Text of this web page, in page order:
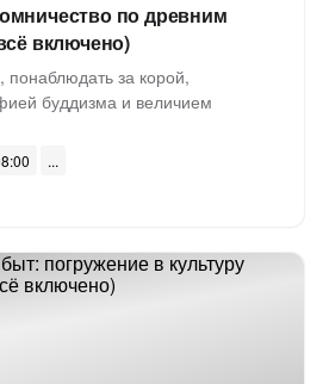
по древним
включено)
понаблюдать за корой,
буддизма и величием